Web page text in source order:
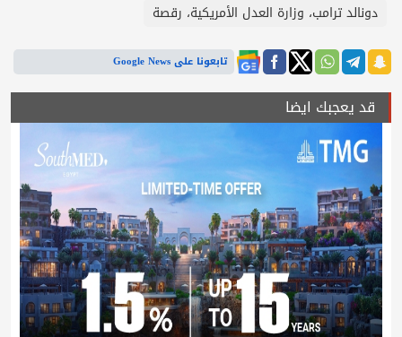
دونالد ترامب، وزارة العدل الأمريكية، رقصة
تابعونا على Google News
قد يعجبك ايضا